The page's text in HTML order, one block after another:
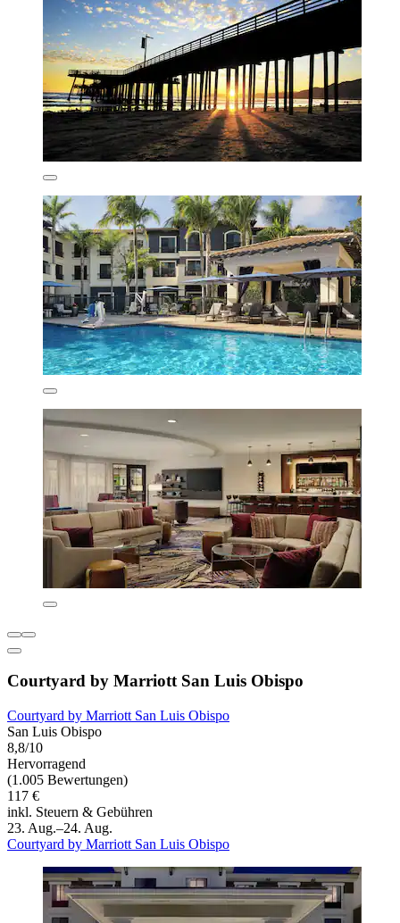
Courtyard by Marriott San Luis Obispo
Courtyard by Marriott San Luis Obispo
San Luis Obispo
8,8/10
Hervorragend
(1.005 Bewertungen)
117 €
inkl. Steuern & Gebühren
23. Aug.–24. Aug.
Courtyard by Marriott San Luis Obispo